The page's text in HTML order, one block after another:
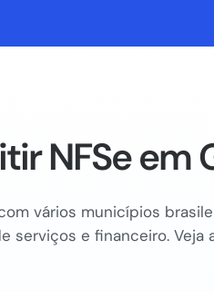
NFSe em
vários municípios
serviços e financeiro.